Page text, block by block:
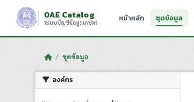
Skip to main content
OAE Catalog
ระบบบัญชีข้อมูลเกษตร หน้าหลัก ชุดข้อมูล
ชุดข้อมูล
องค์กร